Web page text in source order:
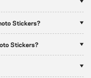
Stickers?
Stickers?